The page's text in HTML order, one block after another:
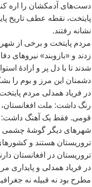
دستهای آدمکشان را اره
پایتخت، نقطه عطف تاریخ
نشانه رفتند.
مردم پایتخت و برخی از
زدند و «بازوبند» نیروهای
شدند تا با دل پر و ارادۀ
دشمنان این مرز و بوم را
در فریاد همدلی مردم
رنگ داشت: ملت
قومی. فقط یک آهنگ داشت:
شهرهای دیگر گوشۀ چشمی
تروریستان هستند و
تروریستان در افغانستان
در فریاد همدلی و پایداری
مطرح بود نه قبیله نه